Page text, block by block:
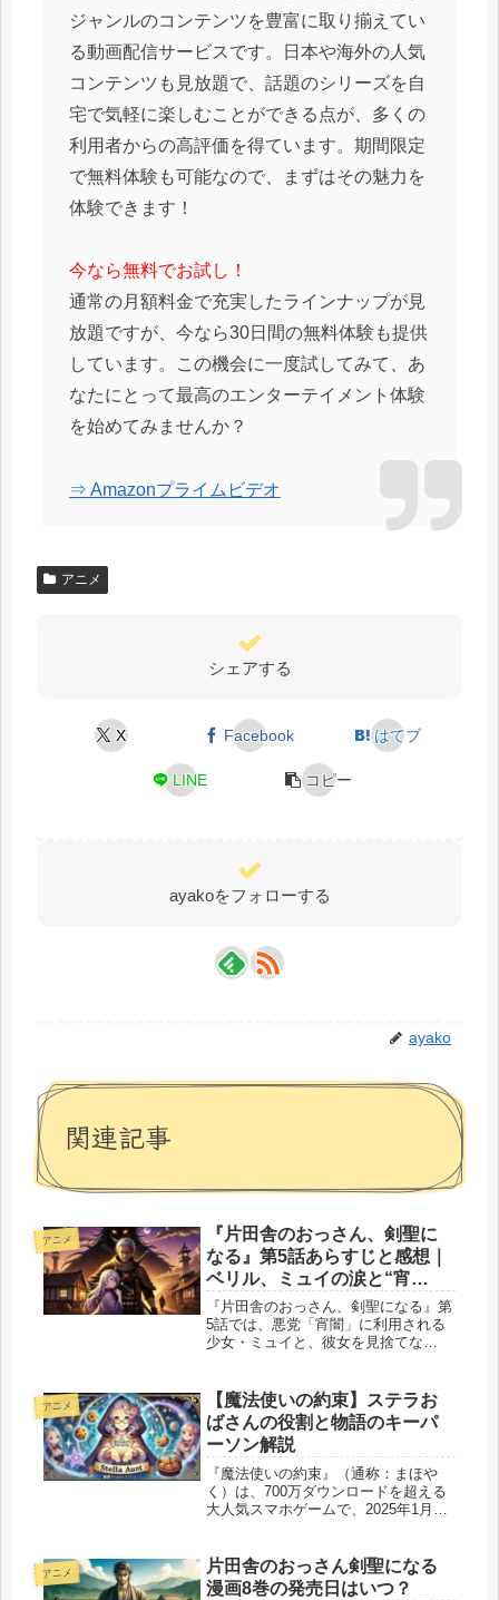
ジャンルのコンテンツを豊富に取り揃えてい
る動画配信サービスです。日本や海外の人気
コンテンツも見放題で、話題のシリーズを自
宅で気軽に楽しむことができる点が、多くの
利用者からの高評価を得ています。期間限定
で無料体験も可能なので、まずはその魅力を
体験できます！
今なら無料でお試し！
通常の月額料金で充実したラインナップが見
放題ですが、今なら30日間の無料体験も提供
しています。この機会に一度試してみて、あ
なたにとって最高のエンターテイメント体験
を始めてみませんか？
⇒ Amazonプライムビデオ
アニメ
シェアする
X Facebook はてブ
LINE コピー
ayakoをフォローする
ayako
関連記事
アニメ
『片田舎のおっさん、剣聖に
なる』第5話あらすじと感想｜
ベリル、ミュイの涙と“宵
闇”に挑む父のような背中
『片田舎のおっさん、剣聖になる』第
5話では、悪党「宵闇」に利用される
少女・ミュイと、彼女を見捨てな
が、生きるために罪を背負う――そん
な苦しさの中に差し伸べられた手は、
誰よ...
アニメ
【魔法使いの約束】ステラお
ばさんの役割と物語のキーパ
ーソン解説
『魔法使いの約束』（通称：まほや
く）は、700万ダウンロードを超える
大人気スマホゲームで、2025年1月か
役ではなく、物語の進行やキャラクタ
ーの成長に影響を与える重要なキー...
アニメ
片田舎のおっさん剣聖になる
漫画8巻の発売日はいつ？